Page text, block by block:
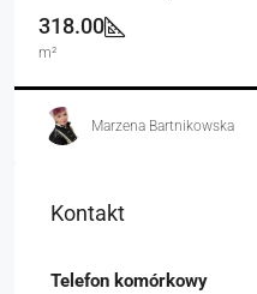
318.00
m²
Marzena Bartnikowska
Kontakt
Telefon komórkowy